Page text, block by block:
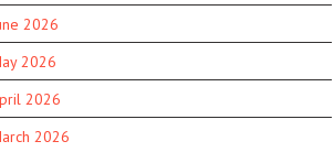
2026
2026
2026
2026